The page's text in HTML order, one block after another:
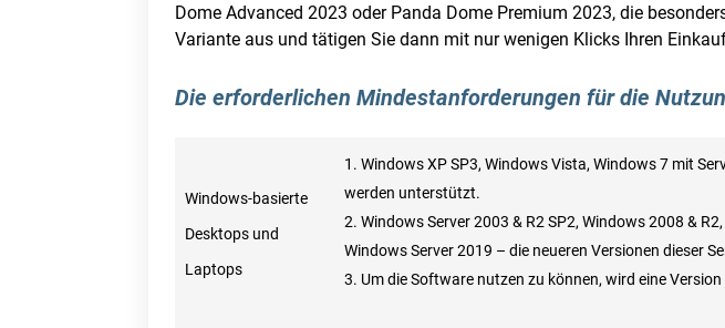
Dome Advanced 2023 oder Panda Dome Premium 2023, die
Variante aus und tätigen Sie dann mit nur wenigen Klicks Ihren
Die erforderlichen Mindestanforderungen für die
Windows-basierte
Desktops und
Laptops
Windows XP SP3, Windows Vista, Windows 7 mit
werden unterstützt.
Windows Server 2003 & R2 SP2, Windows 2008 &
Windows Server 2019 – die neueren Versionen dieser
Um die Software nutzen zu können, wird eine